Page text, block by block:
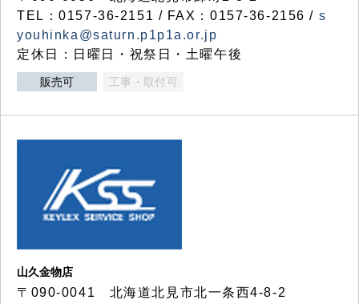
TEL：0157-36-2151 / FAX：0157-36-2156 / s
youhinka@saturn.p1p1a.or.jp
定休日：日曜日・祝祭日・土曜午後
販売可 工事・取付可
山久金物店
〒090-0041 北海道北見市北一条西4-8-2